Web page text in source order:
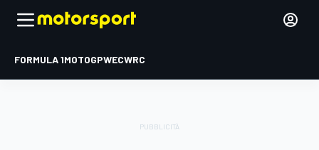
FORMULA 1MOTOGPWECWRC